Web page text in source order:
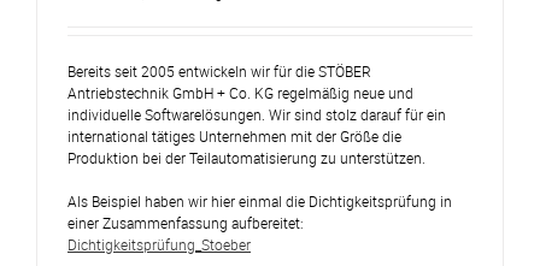
Bereits seit 2005 entwickeln wir für die STÖBER
Antriebstechnik GmbH + Co. KG regelmäßig neue und
individuelle Softwarelösungen. Wir sind stolz darauf für ein
international tätiges Unternehmen mit der Größe die
Produktion bei der Teilautomatisierung zu unterstützen.
Als Beispiel haben wir hier einmal die Dichtigkeitsprüfung in
einer Zusammenfassung aufbereitet:
Dichtigkeitsprüfung_Stoeber